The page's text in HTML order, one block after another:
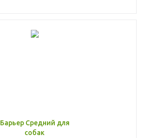
Барьер Средний для
собак